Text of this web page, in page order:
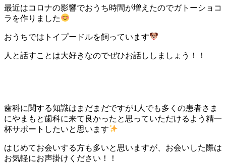
最近はコロナの影響でおうち時間が増えたのでガトーショコ
ラを作りました
おうちではトイプードルを飼っています
人と話すことは大好きなのでぜひお話ししましょう！！
歯科に関する知識はまだまだですが1 人でも多くの患者さま
にやまもと歯科に来て良かったと思っていただけるよう精一
杯サポートしたいと思います
はじめてお会いする方も多いと思いますが、お会いした際は
お気軽にお声掛けください！！